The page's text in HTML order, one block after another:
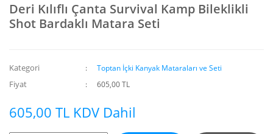
Deri Kılıflı Çanta Survival Kamp Bileklikli
Shot Bardaklı Matara Seti
Kategori Toptan İçki Kanyak Mataraları ve Seti
Fiyat 605,00 TL
605,00 TL KDV Dahil